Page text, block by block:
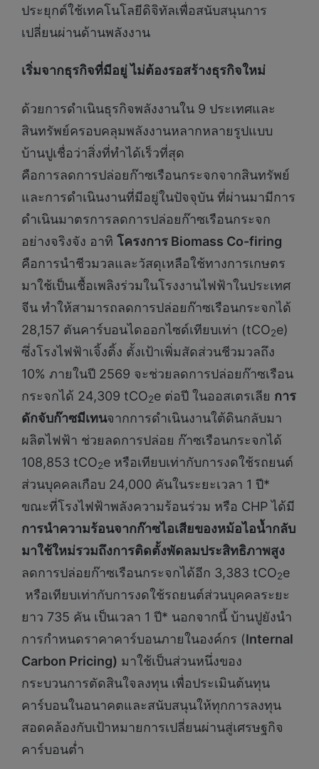
ประยุกต์ใช้เทคโนโลยีดิจิทัลเพื่อสนับสนุนการ
เปลี่ยนผ่านด้านพลังงาน
เริ่มจากธุรกิจที่มีอยู่ ไม่ต้องรอสร้างธุรกิจใหม่
ด้วยการดำเนินธุรกิจพลังงานใน 9 ประเทศและ
สินทรัพย์ครอบคลุมพลังงานหลากหลายรูปแบบ
บ้านปูเชื่อว่าสิ่งที่ทำได้เร็วที่สุด
คือการลดการปล่อยก๊าซเรือนกระจกจากสินทรัพย์
และการดำเนินงานที่มีอยู่ในปัจจุบัน ที่ผ่านมามีการ
ดำเนินมาตรการลดการปล่อยก๊าซเรือนกระจก
อย่างจริงจัง อาทิ โครงการ Biomass Co-firing
คือการนำชีวมวลและวัสดุเหลือใช้ทางการเกษตร
มาใช้เป็นเชื้อเพลิงร่วมในโรงงานไฟฟ้าในประเทศ
จีน ทำให้สามารถลดการปล่อยก๊าซเรือนกระจกได้
28,157 ตันคาร์บอนไดออกไซด์เทียบเท่า (tCO2e)
ซึ่งโรงไฟฟ้าเจิ้งติ้ง ตั้งเป้าเพิ่มสัดส่วนชีวมวลถึง
10% ภายในปี 2569 จะช่วยลดการปล่อยก๊าซเรือน
กระจกได้ 24,309 tCO2e ต่อปี ในออสเตรเลีย การ
ดักจับก๊าซมีเทนจากการดำเนินงานใต้ดินกลับมา
ผลิตไฟฟ้า ช่วยลดการปล่อย ก๊าซเรือนกระจกได้
108,853 tCO2e หรือเทียบเท่ากับการงดใช้รถยนต์
ส่วนบุคคลเกือบ 24,000 คันในระยะเวลา 1 ปี*
ขณะที่โรงไฟฟ้าพลังความร้อนร่วม หรือ CHP ได้มี
การนำความร้อนจากก๊าซไอเสียของหม้อไอน้ำกลับ
มาใช้ใหม่รวมถึงการติดตั้งพัดลมประสิทธิภาพสูง
ลดการปล่อยก๊าซเรือนกระจกได้อีก 3,383 tCO2e
หรือเทียบเท่ากับการงดใช้รถยนต์ส่วนบุคคลระยะ
ยาว 735 คัน เป็นเวลา 1 ปี* นอกจากนี้ บ้านปูยังนำ
การกำหนดราคาคาร์บอนภายในองค์กร (Internal
Carbon Pricing) มาใช้เป็นส่วนหนึ่งของ
กระบวนการตัดสินใจลงทุน เพื่อประเมินต้นทุน
คาร์บอนในอนาคตและสนับสนุนให้ทุกการลงทุน
สอดคล้องกับเป้าหมายการเปลี่ยนผ่านสู่เศรษฐกิจ
คาร์บอนต่ำ